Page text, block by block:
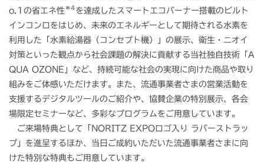
o.1 の省エネ性 ＊4 を達成したスマートエコバーナー搭載のビルト
インコンロをはじめ、未来のエネルギーとして期待される水素を
利用した「水素給湯器（コンセプト機）」の展示、衛生・ニオイ
対策といった観点から社会課題の解決に貢献する当社独自技術「A
QUA OZONE 」など、持続可能な社会の実現に向けた商品や取り
組みをご体感いただけます。また、流通事業者さまの営業活動を
支援するデジタルツールのご紹介や、協賛企業の特別展示、各会
場限定セミナーなど、多彩なプログラムをご用意しています。
ご来場特典として「NORITZ EXPOロゴ入り ラバーストラッ
プ」を進呈するほか、当日ご成約いただいた流通事業者さまに向
けた特別な特典もご用意しています。